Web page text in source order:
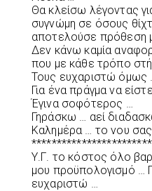
Θα κλείσω λέγοντας
συγνώμη σε όσους
αποτελούσε πρόθεση
Δεν κάνω καμία
που με κάθε τρόπο
Τους ευχαριστώ όμως …
Για ένα πράγμα να
Έγινα σοφότερος …
Γηράσκω … αεί
Καλημέρα … το νου σας
Υ.Γ. το κόστος όλο
μου προϋπολογισμό …
ευχαριστώ …